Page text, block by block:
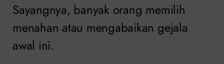
Sayangnya, banyak orang memilih
menahan atau mengabaikan gejala
awal ini.